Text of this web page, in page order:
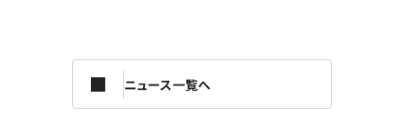
ニュース一覧へ